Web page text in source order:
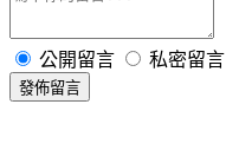
公開留言 私密留言
發佈留言